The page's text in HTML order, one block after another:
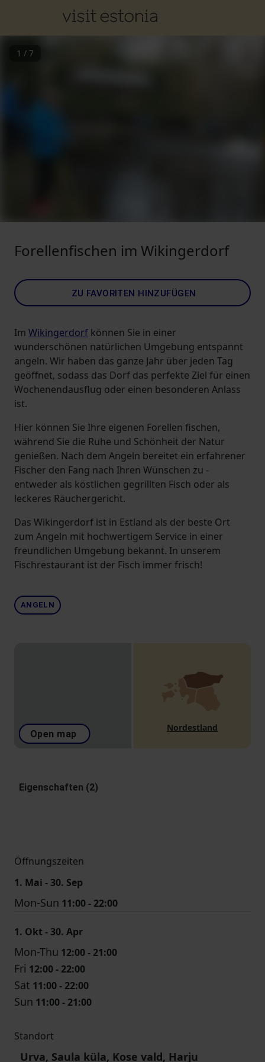
1 / 7
Forellenfischen im Wikingerdorf
ZU FAVORITEN HINZUFÜGEN
Im Wikingerdorf können Sie in einer
wunderschönen natürlichen Umgebung entspannt
angeln. Wir haben das ganze Jahr über jeden Tag
geöffnet, sodass das Dorf das perfekte Ziel für einen
Wochenendausflug oder einen besonderen Anlass
ist.
Hier können Sie Ihre eigenen Forellen fischen,
während Sie die Ruhe und Schönheit der Natur
genießen. Nach dem Angeln bereitet ein erfahrener
Fischer den Fang nach Ihren Wünschen zu -
entweder als köstlichen gegrillten Fisch oder als
leckeres Räuchergericht.
Das Wikingerdorf ist in Estland als der beste Ort
zum Angeln mit hochwertigem Service in einer
freundlichen Umgebung bekannt. In unserem
Fischrestaurant ist der Fisch immer frisch!
ANGELN
Open map
Nordestland
Eigenschaften (2)
Öffnungszeiten
1. Mai - 30. Sep
Mon-Sun 11:00 - 22:00
1. Okt - 30. Apr
Mon-Thu 12:00 - 21:00
Fri 12:00 - 22:00
Sat 11:00 - 22:00
Sun 11:00 - 21:00
Standort
Urva, Saula küla, Kose vald, Harju